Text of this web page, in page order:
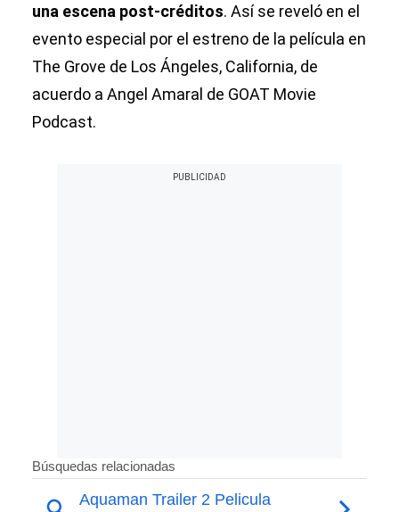
una escena post-créditos. Así se reveló en el
evento especial por el estreno de la película en
The Grove de Los Ángeles, California, de
acuerdo a Angel Amaral de GOAT Movie
Podcast.